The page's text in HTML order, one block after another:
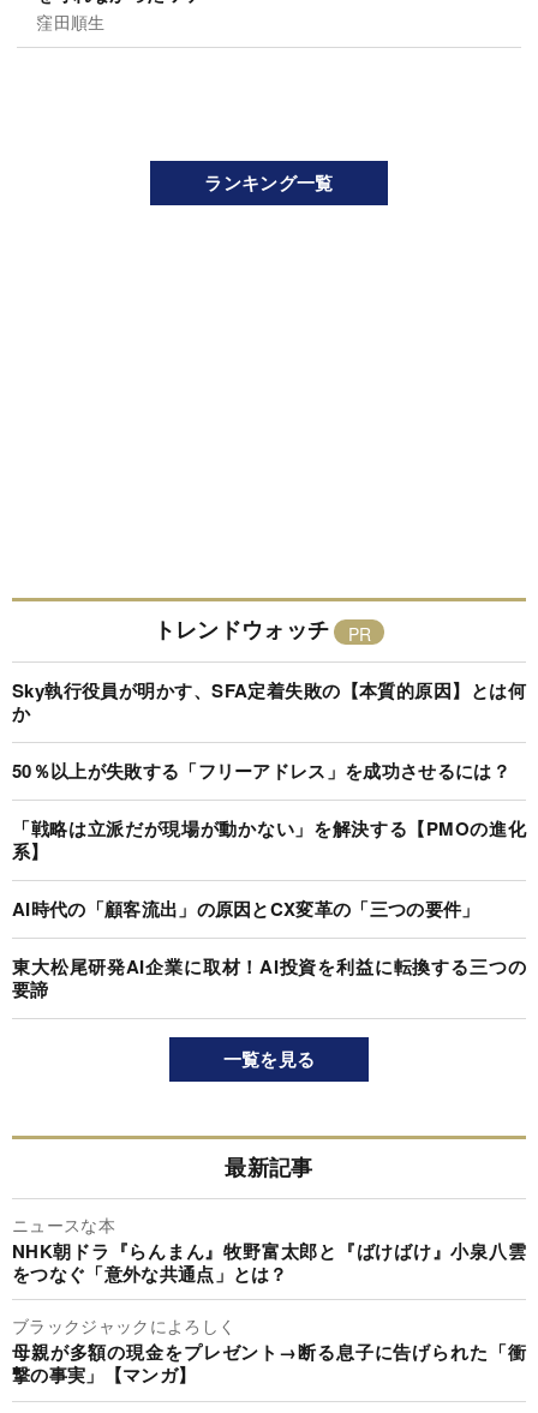
窪田順生
ランキング一覧
トレンドウォッチ
Sky執行役員が明かす、SFA定着失敗の【本質的原因】とは何
か
50％以上が失敗する「フリーアドレス」を成功させるには？
「戦略は立派だが現場が動かない」を解決する【PMOの進化
系】
AI時代の「顧客流出」の原因とCX変革の「三つの要件」
東大松尾研発AI企業に取材！AI投資を利益に転換する三つの
要諦
一覧を見る
最新記事
ニュースな本
NHK朝ドラ『らんまん』牧野富太郎と『ばけばけ』小泉八雲
をつなぐ「意外な共通点」とは？
ブラックジャックによろしく
母親が多額の現金をプレゼント→断る息子に告げられた「衝
撃の事実」【マンガ】